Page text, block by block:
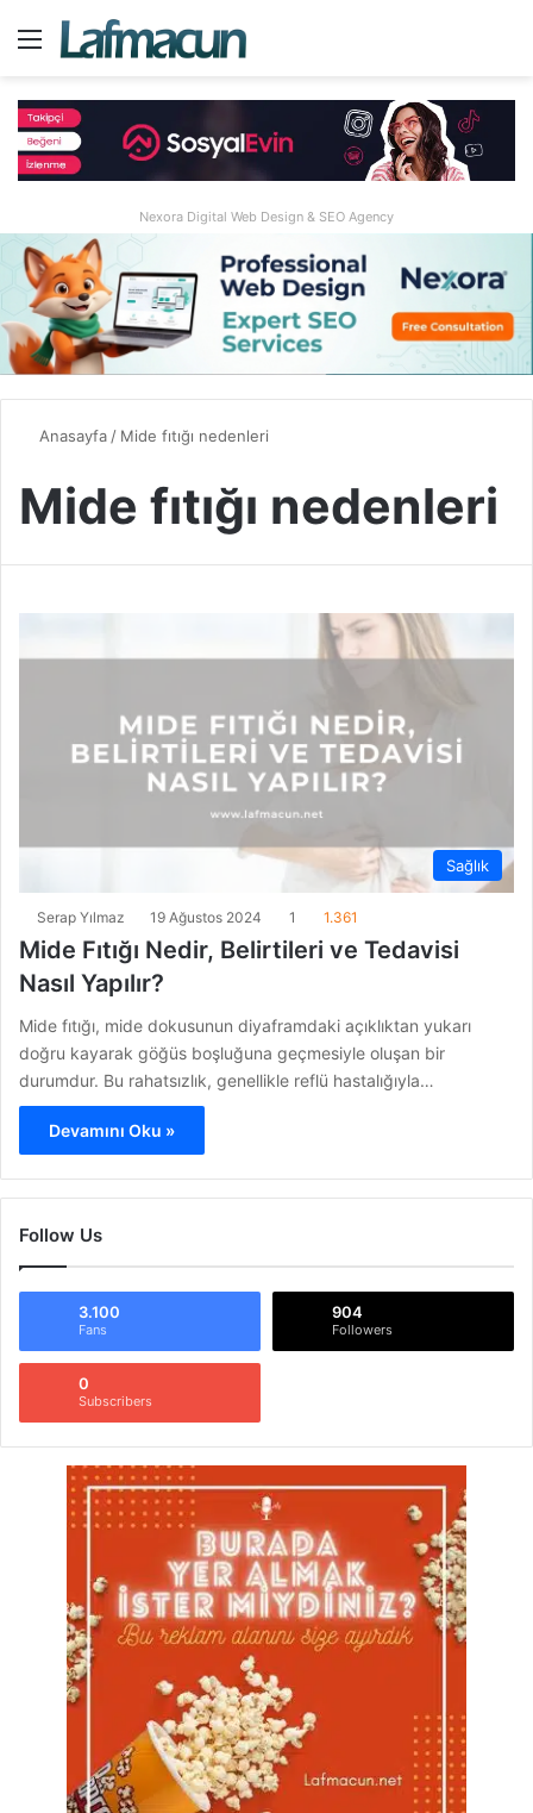
Menü
Nexora Digital Web Design & SEO Agency
Anasayfa/ Mide fıtığı nedenleri
Mide fıtığı nedenleri
Sağlık
Serap Yılmaz 19 Ağustos 2024 1 1.361
Mide Fıtığı Nedir, Belirtileri ve Tedavisi
Nasıl Yapılır?
Mide fıtığı, mide dokusunun diyaframdaki açıklıktan yukarı
doğru kayarak göğüs boşluğuna geçmesiyle oluşan bir
durumdur. Bu rahatsızlık, genellikle reflü hastalığıyla…
Devamını Oku »
Follow Us
3.100
Fans
904
Followers
0
Subscribers